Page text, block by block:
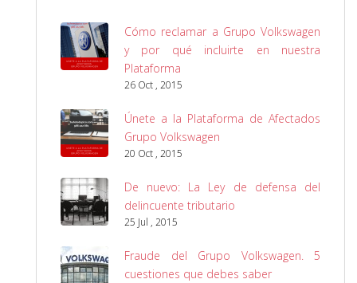
Cómo reclamar a Grupo Volkswagen
y por qué incluirte en nuestra
Plataforma
26 Oct , 2015
Únete a la Plataforma de Afectados
Grupo Volkswagen
20 Oct , 2015
De nuevo: La Ley de defensa del
delincuente tributario
25 Jul , 2015
Fraude del Grupo Volkswagen. 5
cuestiones que debes saber